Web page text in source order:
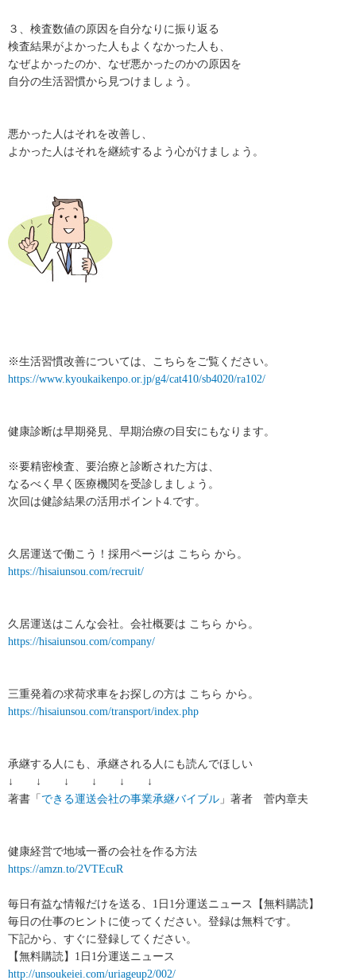
３、検査数値の原因を自分なりに振り返る
検査結果がよかった人もよくなかった人も、
なぜよかったのか、なぜ悪かったのかの原因を
自分の生活習慣から見つけましょう。
悪かった人はそれを改善し、
よかった人はそれを継続するよう心がけましょう。
※生活習慣改善については、こちらをご覧ください。
https://www.kyoukaikenpo.or.jp/g4/cat410/sb4020/ra102/
健康診断は早期発見、早期治療の目安にもなります。
※要精密検査、要治療と診断された方は、
なるべく早く医療機関を受診しましょう。
次回は健診結果の活用ポイント4.です。
久居運送で働こう！採用ページは こちら から。
https://hisaiunsou.com/recruit/
久居運送はこんな会社。会社概要は こちら から。
https://hisaiunsou.com/company/
三重発着の求荷求車をお探しの方は こちら から。
https://hisaiunsou.com/transport/index.php
承継する人にも、承継される人にも読んでほしい
↓ ↓ ↓ ↓ ↓ ↓
著書「 できる運送会社の事業承継バイブル 」著者 菅内章夫
健康経営で地域一番の会社を作る方法
https://amzn.to/2VTEcuR
毎日有益な情報だけを送る、1日1分運送ニュース【無料購読】
毎日の仕事のヒントに使ってください。登録は無料です。
下記から、すぐに登録してください。
【無料購読】1日1分運送ニュース
http://unsoukeiei.com/uriageup2/002/